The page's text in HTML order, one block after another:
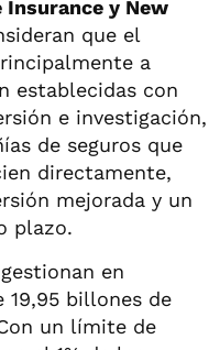
Insurance y New
que el
a
establecidas con
e investigación,
de seguros que
directamente,
mejorada y un
plazo.
en
billones de
un límite de